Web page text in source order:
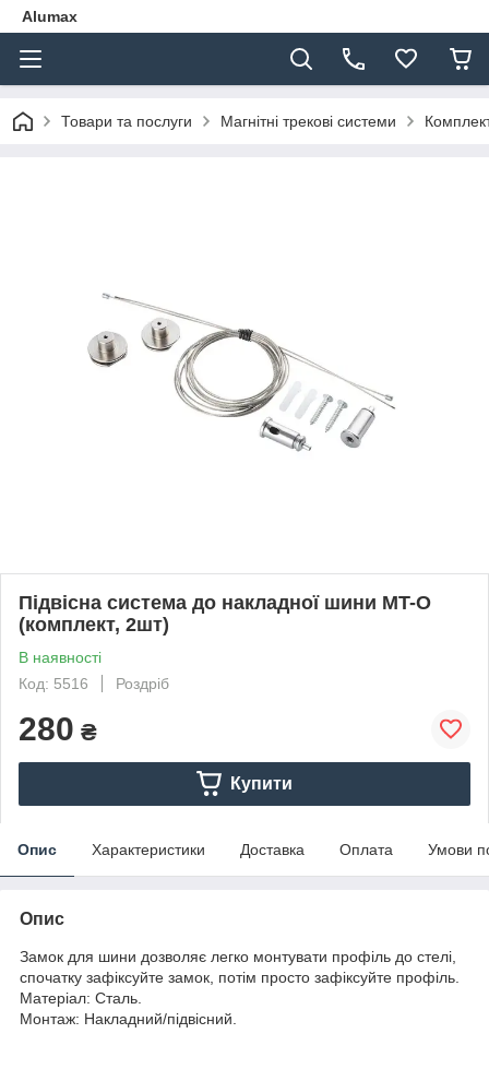
Alumax
Товари та послуги Магнітні трекові системи
Підвісна система до накладної шини MT-O
(комплект, 2шт)
В наявності
Код: 5516
Роздріб
280 ₴
Купити
Опис Характеристики Доставка Оплата Умови
Опис
Замок для шини дозволяє легко монтувати профіль до стелі,
спочатку зафіксуйте замок, потім просто зафіксуйте профіль.
Матеріал: Сталь.
Монтаж: Накладний/підвісний.